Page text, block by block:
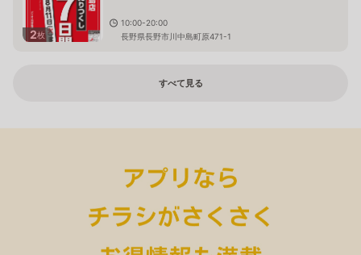
2枚
10:00-20:00
長野県長野市川中島町原471-1
すべて見る